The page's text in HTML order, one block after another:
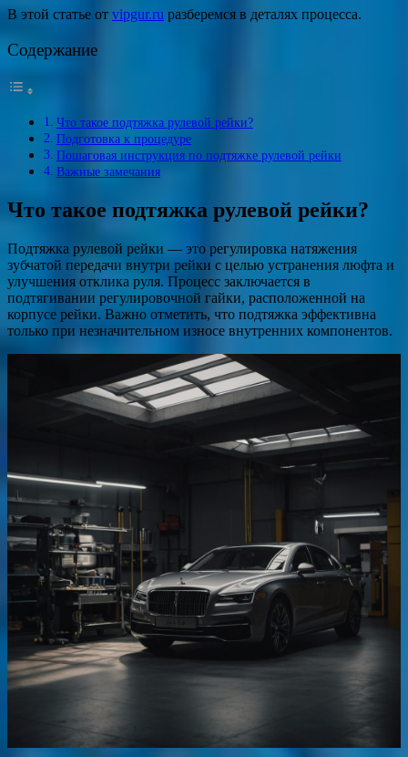
В этой статье от vipgur.ru разберемся в деталях процесса.
Содержание
Что такое подтяжка рулевой рейки?
Подготовка к процедуре
Пошаговая инструкция по подтяжке рулевой рейки
Важные замечания
Что такое подтяжка рулевой рейки?
Подтяжка рулевой рейки — это регулировка натяжения
зубчатой передачи внутри рейки с целью устранения люфта и
улучшения отклика руля. Процесс заключается в
подтягивании регулировочной гайки, расположенной на
корпусе рейки. Важно отметить, что подтяжка эффективна
только при незначительном износе внутренних компонентов.